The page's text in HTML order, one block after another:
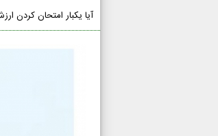
آیا یکبار امتحان کردن